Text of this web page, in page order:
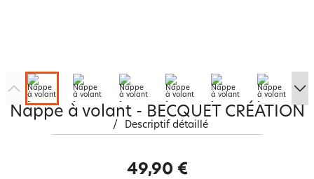
Nappe à volant - BECQUET CRÉATION
/ Descriptif détaillé
49,90 €